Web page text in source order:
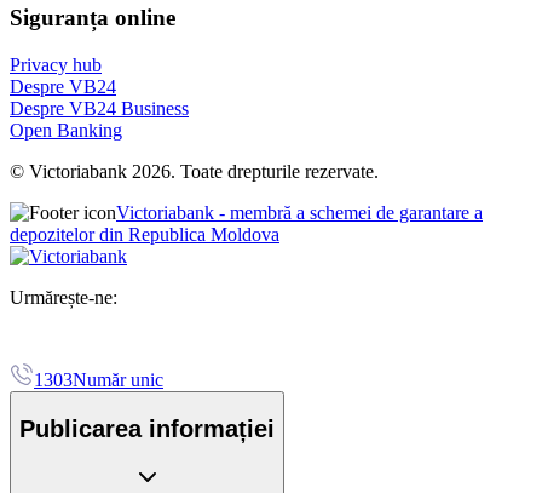
Siguranța online
Privacy hub
Despre VB24
Despre VB24 Business
Open Banking
© Victoriabank 2026. Toate drepturile rezervate.
Victoriabank - membră a schemei de garantare a
depozitelor din Republica Moldova
Urmărește-ne:
1303Număr unic
Publicarea informației